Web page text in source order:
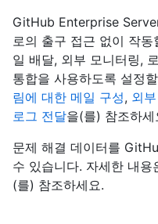
GitHub Enterprise
로의 출구 접근 없이 작
일 배달, 외부 모니터링,
통합을 사용하도록 설정
림에 대한 메일 구성, 외
로그 전달을(를) 참조하세
문제 해결 데이터를
수 있습니다. 자세한 내용
(를) 참조하세요.